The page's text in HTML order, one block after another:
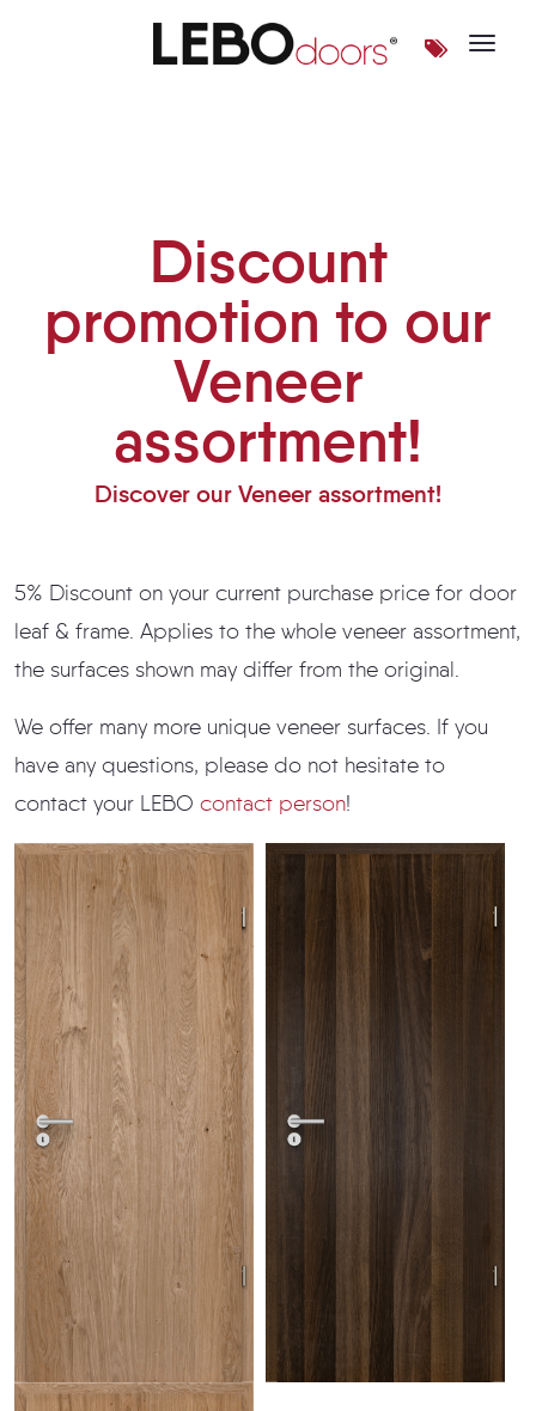
Toggle
Discount
promotion to our
Veneer
assortment!
Discover our Veneer assortment!
5% Discount on your current purchase price for door
leaf & frame. Applies to the whole veneer assortment,
the surfaces shown may differ from the original.
We offer many more unique veneer surfaces. If you
have any questions, please do not hesitate to
contact your LEBO contact person!